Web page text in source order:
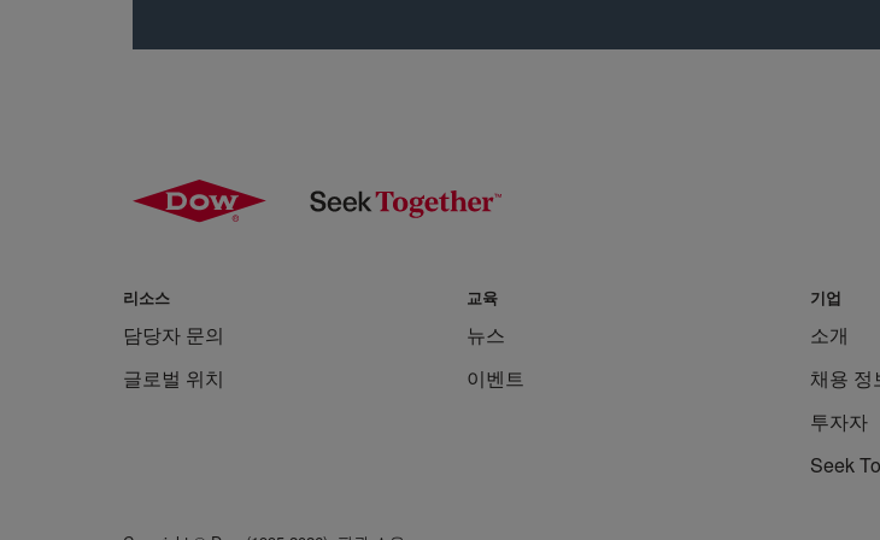
리소스
담당자 문의
글로벌 위치
교육
뉴스
이벤트
기업
소개
채용 정
투자자
Seek